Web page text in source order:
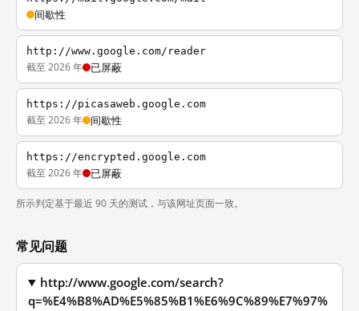
间歇性
http://www.google.com/reader
截至 2026 年 已屏蔽
https://picasaweb.google.com
截至 2026 年 间歇性
https://encrypted.google.com
截至 2026 年 已屏蔽
所示判定基于最近 90 天的测试，与该网址页面一致。
常见问题
http://www.google.com/search?
q=%E4%B8%AD%E5%85%B1%E6%9C%89%E7%97%